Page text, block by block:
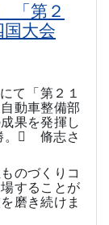
「第２
大会
て「第２１
動車整備部
果を発揮し
。 脩志さ
のづくりコ
することが
磨き続けま